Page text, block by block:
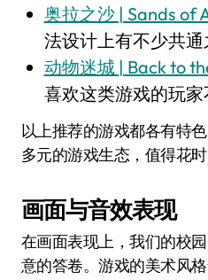
奥拉之沙 | Sands of
法设计上有不少共通
动物迷城 | Back to
喜欢这类游戏的玩
以上推荐的游戏都各有特
多元的游戏生态，值得花时
画面与音效表现
在画面表现上，我们的校
意的答卷。游戏的美术风